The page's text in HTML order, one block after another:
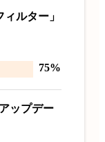
ルター」
75%
ップデー